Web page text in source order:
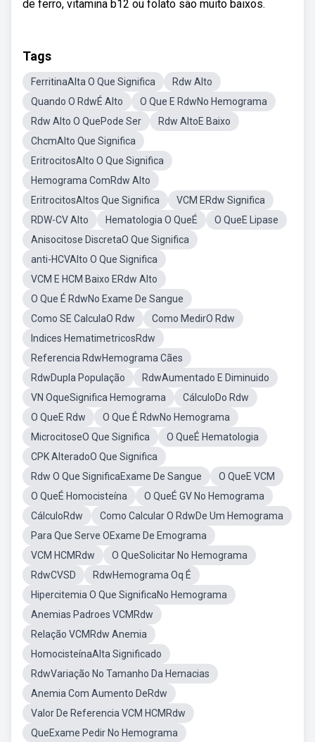
de ferro, vitamina b12 ou folato são muito baixos.
Tags
FerritinaAlta O Que Significa
Rdw Alto
Quando O RdwÉ Alto
O Que E RdwNo Hemograma
Rdw Alto O QuePode Ser
Rdw AltoE Baixo
ChcmAlto Que Significa
EritrocitosAlto O Que Significa
Hemograma ComRdw Alto
EritrocitosAltos Que Significa
VCM ERdw Significa
RDW-CV Alto
Hematologia O QueÉ
O QueE Lipase
Anisocitose DiscretaO Que Significa
anti-HCVAlto O Que Significa
VCM E HCM Baixo ERdw Alto
O Que É RdwNo Exame De Sangue
Como SE CalculaO Rdw
Como MedirO Rdw
Indices HematimetricosRdw
Referencia RdwHemograma Cães
RdwDupla População
RdwAumentado E Diminuido
VN OqueSignifica Hemograma
CálculoDo Rdw
O QueE Rdw
O Que É RdwNo Hemograma
MicrocitoseO Que Significa
O QueÉ Hematologia
CPK AlteradoO Que Significa
Rdw O Que SignificaExame De Sangue
O QueE VCM
O QueÉ Homocisteína
O QueÉ GV No Hemograma
CálculoRdw
Como Calcular O RdwDe Um Hemograma
Para Que Serve OExame De Emograma
VCM HCMRdw
O QueSolicitar No Hemograma
RdwCVSD
RdwHemograma Oq É
Hipercitemia O Que SignificaNo Hemograma
Anemias Padroes VCMRdw
Relação VCMRdw Anemia
HomocisteínaAlta Significado
RdwVariação No Tamanho Da Hemacias
Anemia Com Aumento DeRdw
Valor De Referencia VCM HCMRdw
QueExame Pedir No Hemograma